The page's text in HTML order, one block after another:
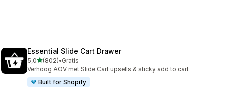
Essential Slide Cart Drawer
5,0van 5 sterren
(802)
802 recensies in totaal
•Gratis
Verhoog AOV met Slide Cart upsells & sticky add to cart
Built for Shopify